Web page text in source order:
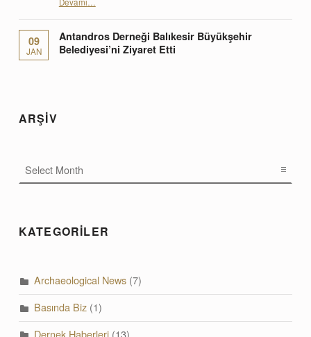
Devamı…
09
JAN
Antandros Derneği Balıkesir Büyükşehir
Belediyesi’ni Ziyaret Etti
ARŞİV
KATEGORİLER
Archaeological News(7)
Basında Biz(1)
Dernek Haberleri(13)